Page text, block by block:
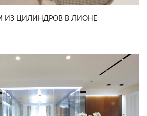
ИЗ ЦИЛИНДРОВ В ЛИОНЕ